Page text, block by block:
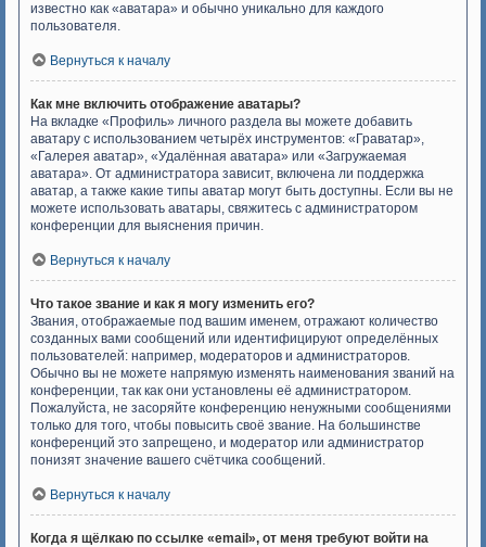
известно как «аватара» и обычно уникально для каждого
пользователя.
Вернуться к началу
Как мне включить отображение аватары?
На вкладке «Профиль» личного раздела вы можете добавить
аватару с использованием четырёх инструментов: «Граватар»,
«Галерея аватар», «Удалённая аватара» или «Загружаемая
аватара». От администратора зависит, включена ли поддержка
аватар, а также какие типы аватар могут быть доступны. Если вы не
можете использовать аватары, свяжитесь с администратором
конференции для выяснения причин.
Вернуться к началу
Что такое звание и как я могу изменить его?
Звания, отображаемые под вашим именем, отражают количество
созданных вами сообщений или идентифицируют определённых
пользователей: например, модераторов и администраторов.
Обычно вы не можете напрямую изменять наименования званий на
конференции, так как они установлены её администратором.
Пожалуйста, не засоряйте конференцию ненужными сообщениями
только для того, чтобы повысить своё звание. На большинстве
конференций это запрещено, и модератор или администратор
понизят значение вашего счётчика сообщений.
Вернуться к началу
Когда я щёлкаю по ссылке «email», от меня требуют войти на